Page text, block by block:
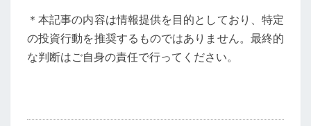
＊本記事の内容は情報提供を目的としており、特定
の投資行動を推奨するものではありません。最終的
な判断はご自身の責任で行ってください。